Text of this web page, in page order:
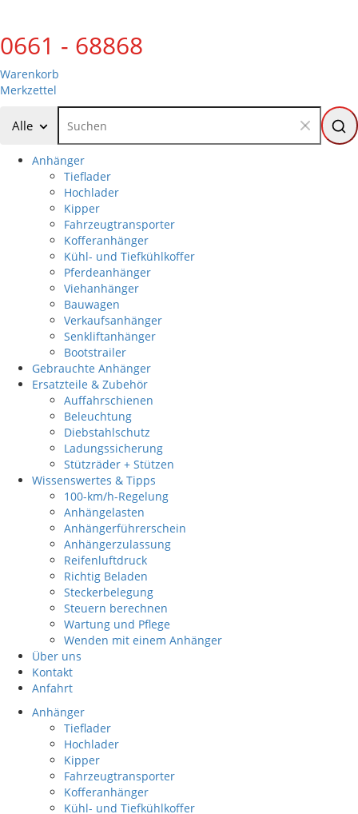
0661 - 68868
Warenkorb
Merkzettel
Alle
Anhänger
Tieflader
Hochlader
Kipper
Fahrzeugtransporter
Kofferanhänger
Kühl- und Tiefkühlkoffer
Pferdeanhänger
Viehanhänger
Bauwagen
Verkaufsanhänger
Senkliftanhänger
Bootstrailer
Gebrauchte Anhänger
Ersatzteile & Zubehör
Auffahrschienen
Beleuchtung
Diebstahlschutz
Ladungssicherung
Stützräder + Stützen
Wissenswertes & Tipps
100-km/h-Regelung
Anhängelasten
Anhängerführerschein
Anhängerzulassung
Reifenluftdruck
Richtig Beladen
Steckerbelegung
Steuern berechnen
Wartung und Pflege
Wenden mit einem Anhänger
Über uns
Kontakt
Anfahrt
Anhänger
Tieflader
Hochlader
Kipper
Fahrzeugtransporter
Kofferanhänger
Kühl- und Tiefkühlkoffer